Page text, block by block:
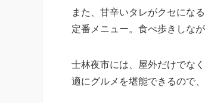
また、甘辛いタレがクセにな
定番メニュー。食べ歩きしな
士林夜市には、屋外だけでな
適にグルメを堪能できるので